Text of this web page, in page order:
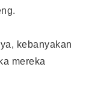
kebanyakan
mereka